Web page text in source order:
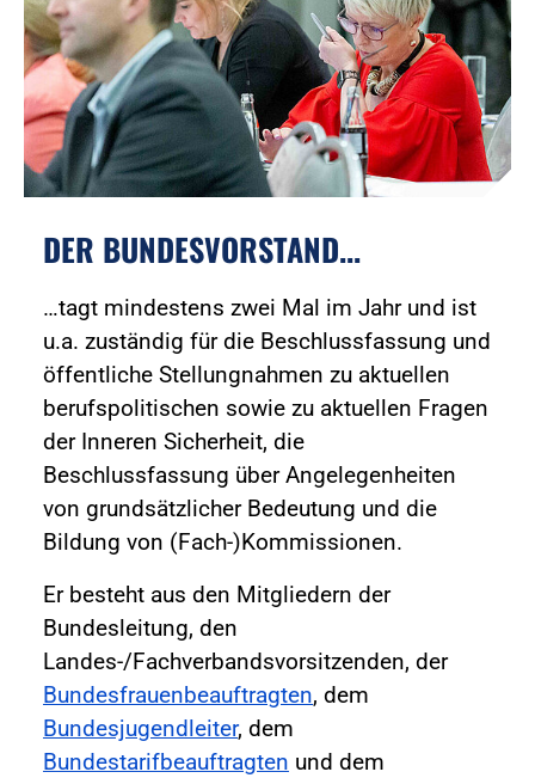
DER BUNDESVORSTAND...
…tagt mindestens zwei Mal im Jahr und ist
u.a. zuständig für die Beschlussfassung und
öffentliche Stellungnahmen zu aktuellen
berufspolitischen sowie zu aktuellen Fragen
der Inneren Sicherheit, die
Beschlussfassung über Angelegenheiten
von grundsätzlicher Bedeutung und die
Bildung von (Fach-)Kommissionen.
Er besteht aus den Mitgliedern der
Bundesleitung, den
Landes-/Fachverbandsvorsitzenden, der
Bundesfrauenbeauftragten, dem
Bundesjugendleiter, dem
Bundestarifbeauftragten und dem